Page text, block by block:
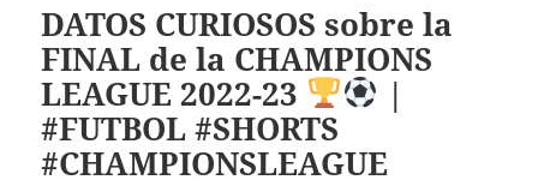
DATOS CURIOSOS sobre la
FINAL de la CHAMPIONS
LEAGUE 2022-23
|
#FUTBOL #SHORTS
#CHAMPIONSLEAGUE